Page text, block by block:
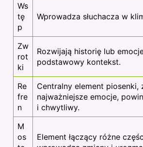
Ws
tę
p
Wprowadza słuchacza w
Zw
rot
ki
Rozwijają historię lub
podstawowy kontekst.
Re
fre
n
Centralny element piosenki,
najważniejsze emocje,
i chwytliwy.
M
os
Element łączący różne